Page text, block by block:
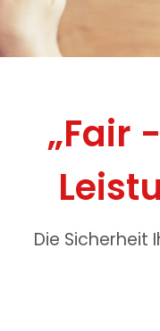
„Fair
Die Sicherheit